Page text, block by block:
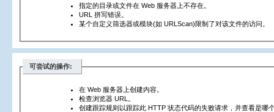
指定的目录或文件在 Web 服务器上不存在。
URL 拼写错误。
某个自定义筛选器或模块(如 URLScan)限制了对该文件的访问。
可尝试的操作:
在 Web 服务器上创建内容。
检查浏览器 URL。
创建跟踪规则以跟踪此 HTTP 状态代码的失败请求，并查看是哪